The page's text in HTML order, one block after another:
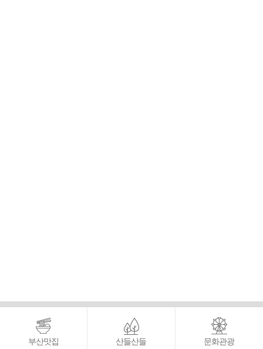
부산맛집 산들산들 문화관광